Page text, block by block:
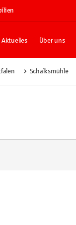
Aktuelles Über uns
Schalksmühle